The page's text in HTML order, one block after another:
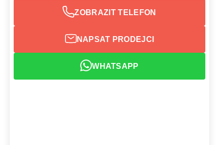
ZOBRAZIT TELEFON
NAPSAT PRODEJCI
WHATSAPP